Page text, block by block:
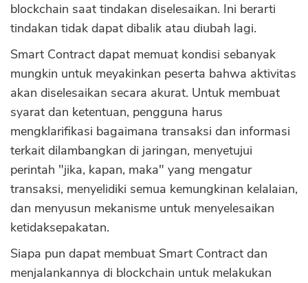
blockchain saat tindakan diselesaikan. Ini berarti
tindakan tidak dapat dibalik atau diubah lagi.
Smart Contract dapat memuat kondisi sebanyak
mungkin untuk meyakinkan peserta bahwa aktivitas
akan diselesaikan secara akurat. Untuk membuat
syarat dan ketentuan, pengguna harus
mengklarifikasi bagaimana transaksi dan informasi
terkait dilambangkan di jaringan, menyetujui
perintah "jika, kapan, maka" yang mengatur
transaksi, menyelidiki semua kemungkinan kelalaian,
dan menyusun mekanisme untuk menyelesaikan
ketidaksepakatan.
Siapa pun dapat membuat Smart Contract dan
menjalankannya di blockchain untuk melakukan